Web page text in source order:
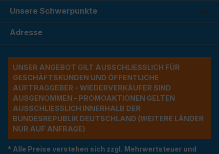
Unsere Schwerpunkte
Adresse
UNSER ANGEBOT GILT AUSSCHLIESSLICH FÜR G
ESCHÄFTSKUNDEN UND ÖFFENTLICHE A
UFTRAGGEBER - WIEDERVERKÄUFER SIND A
USGENOMMEN - PROMOAKTIONEN GELTEN A
USSCHLIESSLICH INNERHALB DER BU
NDESREPUBLIK DEUTSCHLAND (WEITERE LÄNDER NU
R AUF ANFRAGE)
* Alle Preise verstehen sich zzgl. Mehrwertsteuer und